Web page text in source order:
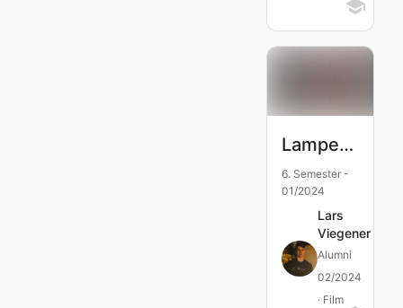
Lampenfieber
6. Semester -
01/2024
Lars
Viegener
Alumni
02/2024
· Film